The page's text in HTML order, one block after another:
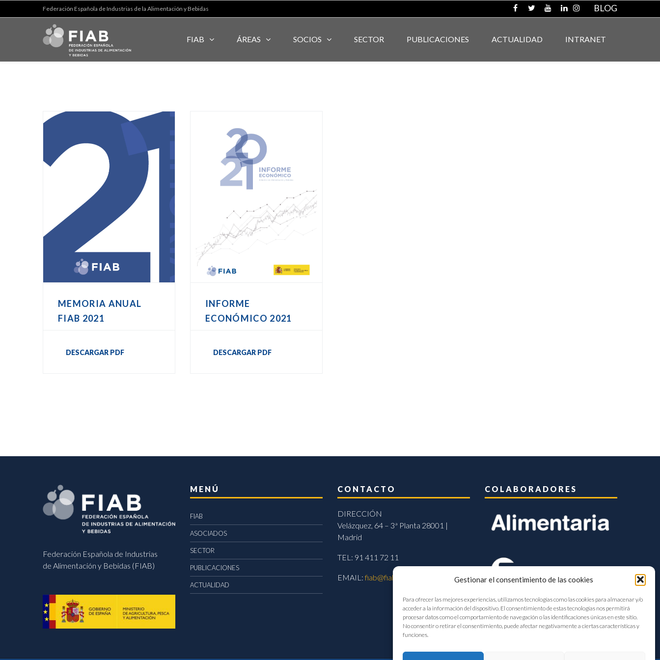
Gestionar el consentimiento de las cookies
Para ofrecer las mejores experiencias, utilizamos tecnologías como las cookies para almacenar y/o
acceder a la información del dispositivo. El consentimiento de estas tecnologías nos permitirá
procesar datos como el comportamiento de navegación o las identificaciones únicas en este sitio.
No consentir o retirar el consentimiento, puede afectar negativamente a ciertas características y
funciones.
Federación Española de Industrias de la Alimentación y Bebidas BLOG
FIAB ÁREAS SOCIOS SECTOR PUBLICACIONES ACTUALIDAD INTRANET
MEMORIA ANUAL
FIAB 2021
DESCARGAR PDF
INFORME
ECONÓMICO 2021
DESCARGAR PDF
Federación Española de Industrias
de Alimentación y Bebidas (FIAB)
MENÚ
FIAB
ASOCIADOS
SECTOR
PUBLICACIONES
ACTUALIDAD
CONTACTO
DIRECCIÓN
Velázquez, 64 – 3ª Planta 28001 |
Madrid
TEL: 91 411 72 11
EMAIL:fiab@fiab.es
COLABORADORES